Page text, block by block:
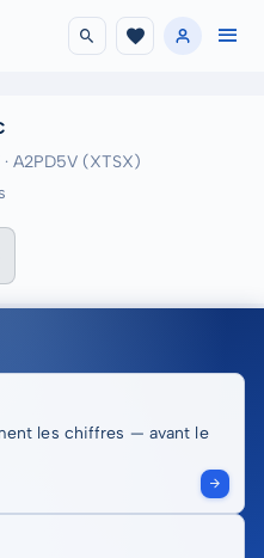
· A2PD5V (XTSX)
les chiffres — avant le